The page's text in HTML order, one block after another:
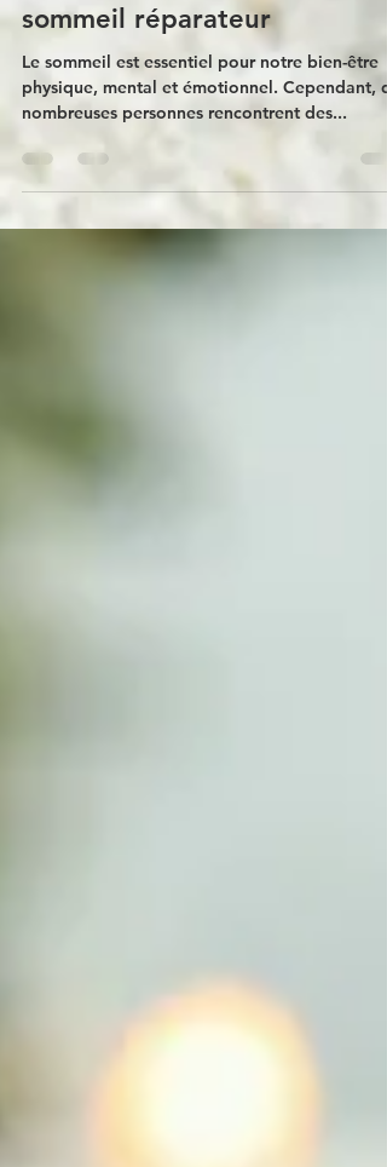
Le Massage, une clé pour un
sommeil réparateur
Le sommeil est essentiel pour notre bien-être
physique, mental et émotionnel. Cependant,
nombreuses personnes rencontrent des...